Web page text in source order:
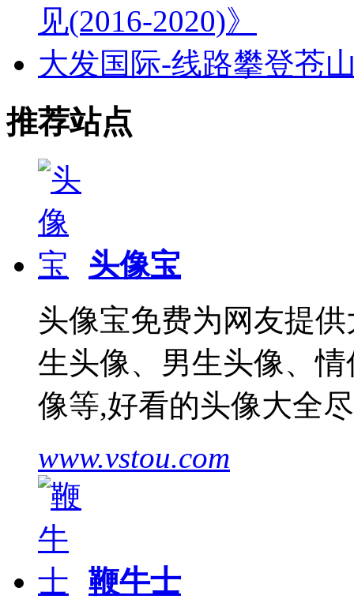
见(2016-2020)》
大发国际-线路攀登苍
推荐站点
头像宝
头像宝免费为网友提
生头像、男生头像、
像等,好看的头像大全
www.vstou.com
鞭牛士